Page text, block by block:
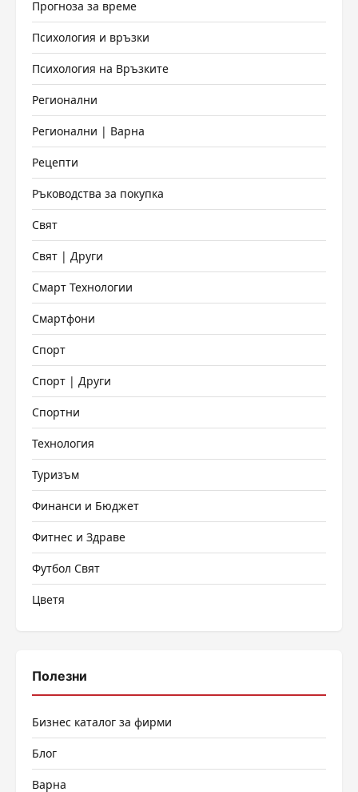
Прогноза за време
Психология и връзки
Психология на Връзките
Регионални
Регионални | Варна
Рецепти
Ръководства за покупка
Свят
Свят | Други
Смарт Технологии
Смартфони
Спорт
Спорт | Други
Спортни
Технология
Туризъм
Финанси и Бюджет
Фитнес и Здраве
Футбол Свят
Цветя
Полезни
Бизнес каталог за фирми
Блог
Варна